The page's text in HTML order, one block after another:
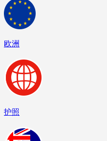
欧洲
护照